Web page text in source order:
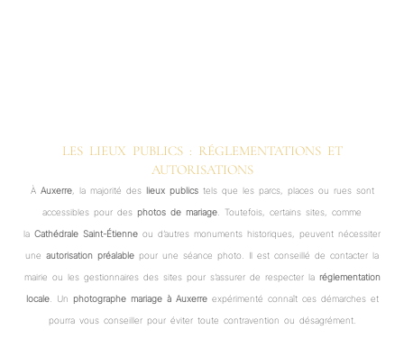
LES LIEUX PUBLICS : RÉGLEMENTATIONS ET
AUTORISATIONS
À Auxerre, la majorité des lieux publicstels que les parcs, places ou rues sont
accessibles pour des photos de mariage . Toutefois, certains sites, comme
la Cathédrale Saint-Étienne ou d’autres monuments historiques, peuvent nécessiter
une autorisation préalable pour une séance photo. Il est conseillé de contacter la
mairie ou les gestionnaires des sites pour s’assurer de respecter la réglementation
locale. Un photographe mariage à Auxerreexpérimenté connaît ces démarches et
pourra vous conseiller pour éviter toute contravention ou désagrément.